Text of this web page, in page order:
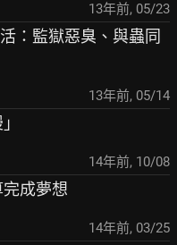
13年前, 05/23
：監獄惡臭、與蟲同
13年前, 05/14
14年前, 10/08
成夢想
14年前, 03/25